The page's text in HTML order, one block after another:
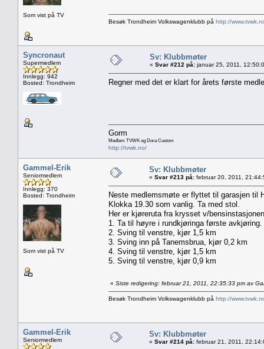
Som vist på TV
Besøk Trondheim Volkswagenklubb på http://
Syncronaut
Supermedlem
Innlegg: 942
Bosted: Trondheim
Sv: Klubbmøter
« Svar #212 på: januar 25, 2011,
Regner med det er klart for årets første
Gorm
Medlem TVWK og Dora Custom
http://tvwk.no/
Gammel-Erik
Seniormedlem
Innlegg: 370
Bosted: Trondheim
Som vist på TV
Sv: Klubbmøter
« Svar #213 på: februar 20, 2011,
Neste medlemsmøte er flyttet til garasjen til
Klokka 19.30 som vanlig. Ta med stol.
Her er kjøreruta fra krysset v/
1. Ta til høyre i rundkjøringa første
2. Sving til venstre, kjør 1,5 km
3. Sving inn på Tanemsbrua, kjør 0,2 km
4. Sving til venstre, kjør 1,5 km
5. Sving til venstre, kjør 0,9 km
« Siste redigering: februar 21, 2011, 22:35:33 pm av
Besøk Trondheim Volkswagenklubb på http://
Gammel-Erik
Seniormedlem
Sv: Klubbmøter
« Svar #214 på: februar 21, 2011,